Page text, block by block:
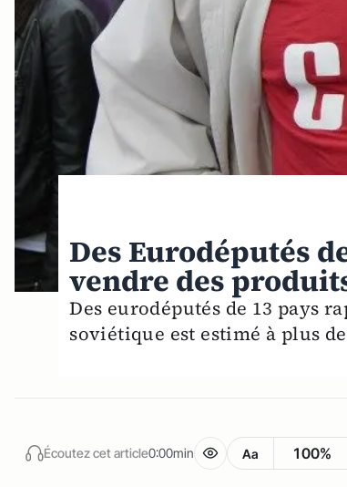
Des Eurodéputés
vendre des
Des eurodéputés de 13 pays
soviétique est estimé à plus
Écoutez cet article0:00min Aa 100%